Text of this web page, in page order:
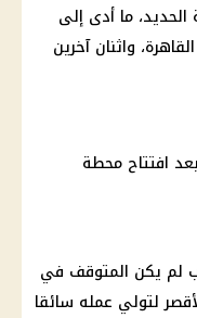
ما أدى إلى
واثنان آخرين
لم يكن المتوقف في
لتولي عمله سائقا